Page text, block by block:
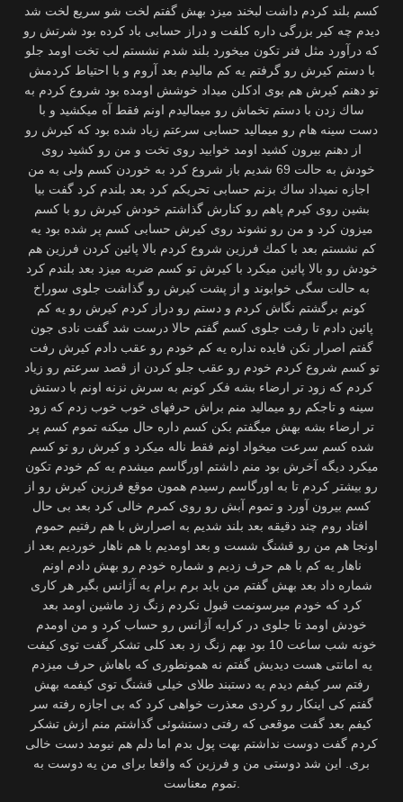
كسم بلند كردم داشت لبخند میزد بهش گفتم لخت شو سریع لخت شد
دیدم چه كیر بزرگی داره كلفت و دراز حسابی باد كرده بود شرتش رو
كه درآورد مثل فنر تكون میخورد بلند شدم نشستم لب تخت اومد جلو
با دستم كیرش رو گرفتم یه كم مالیدم بعد آروم و با احتیاط كردمش
تو دهنم كیرش هم بوی ادکلن میداد خوشش اومده بود شروع كردم به
ساك زدن با دستم تخماش رو میمالیدم اونم فقط آه میكشید و با
دست سینه هام رو میمالید حسابی سرعتم زیاد شده بود كه كیرش رو
از دهنم بیرون كشید اومد خوابید روی تخت و من رو كشید روی
خودش به حالت 69 شدیم باز شروع كرد به خوردن كسم ولی به من
اجازه نمیداد ساك بزنم حسابی تحریكم كرد بعد بلندم كرد گفت بیا
بشین روی كیرم پاهم رو كنارش گذاشتم خودش كیرش رو با كسم
میزون كرد و من رو نشوند روی كیرش حسابی كسم پر شده بود یه
كم نشستم بعد با كمك فرزین شروع كردم بالا پائین كردن فرزین هم
خودش رو بالا پائین میكرد با كیرش تو كسم ضربه میزد بعد بلندم كرد
به حالت سگی خوابوند و از پشت كیرش رو گذاشت جلوی سوراخ
كونم برگشتم نگاش كردم و دستم رو دراز كردم كیرش رو یه كم
پائین دادم تا رفت جلوی كسم گفتم حالا درست شد گفت نادی جون
گفتم اصرار نكن فایده نداره یه كم خودم رو عقب دادم كیرش رفت
تو كسم شروع كردم خودم رو عقب جلو كردن از قصد سرعتم رو زیاد
كردم كه زود تر ارضاء بشه فكر كونم به سرش نزنه اونم با دستش
سینه و تاجكم رو میمالید منم براش حرفهای خوب خوب زدم كه زود
تر ارضاء بشه بهش میگفتم بكن كسم داره حال میكنه تموم كسم پر
شده كسم سرعت میخواد اونم فقط ناله میكرد و كیرش رو تو كسم
میكرد دیگه آخرش بود منم داشتم اورگاسم میشدم یه كم خودم تكون
رو بیشتر كردم تا به اورگاسم رسیدم همون موقع فرزین كیرش رو از
كسم بیرون آورد و تموم آبش رو روی كمرم خالی كرد بعد بی حال
افتاد روم چند دقیقه بعد بلند شدیم به اصرارش با هم رفتیم حموم
اونجا هم من رو قشنگ شست و بعد اومدیم با هم ناهار خوردیم بعد از
ناهار یه كم با هم حرف زدیم و شماره خودم رو بهش دادم اونم
شماره داد بعد بهش گفتم من باید برم برام یه آژانس بگیر هر كاری
كرد كه خودم میرسونمت قبول نكردم زنگ زد ماشین اومد بعد
خودش اومد تا جلوی در كرایه آژانس رو حساب كرد و من اومدم
خونه شب ساعت 10 بود بهم زنگ زد بعد كلی تشكر گفت توی كیفت
یه امانتی هست دیدیش گفتم نه همونطوری كه باهاش حرف میزدم
رفتم سر كیفم دیدم یه دستبند طلای خیلی قشنگ توی كیفمه بهش
گفتم كی اینكار رو كردی معذرت خواهی كرد كه بی اجازه رفته سر
كیفم بعد گفت موقعی كه رفتی دستشوئی گذاشتم منم ازش تشكر
كردم گفت دوست نداشتم بهت پول بدم اما دلم هم نیومد دست خالی
بری. این شد دوستی من و فرزین كه واقعا برای من یه دوست به
تموم معناست.